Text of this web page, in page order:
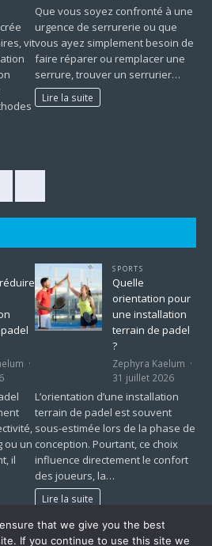
vit
Que vous soyez confronté à une
urgence de serrurerie ou que
vous ayez simplement besoin de
faire réparer ou remplacer une
serrure, trouver un serrurier…
Lire la suite
ou un
il
SPORTS
Quelle
orientation pour
une installation
terrain de padel
?
Zephyra Kaelum
31 juillet 2026
L’orientation d’une installation
terrain de padel est souvent
sous-estimée lors de la phase de
conception. Pourtant, ce choix
influence directement le confort
des joueurs, la…
Lire la suite
»
that we give you the best
If you continue to use this site we